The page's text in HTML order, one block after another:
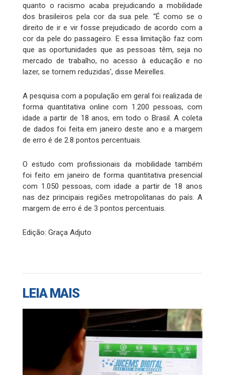
quanto o racismo acaba prejudicando a mobilidade
dos brasileiros pela cor da sua pele. “É como se o
direito de ir e vir fosse prejudicado de acordo com a
cor da pele do passageiro. E essa limitação faz com
que as oportunidades que as pessoas têm, seja no
mercado de trabalho, no acesso à educação e no
lazer, se tornem reduzidas', disse Meirelles.
A pesquisa com a população em geral foi realizada de
forma quantitativa online com 1.200 pessoas, com
idade a partir de 18 anos, em todo o Brasil. A coleta
de dados foi feita em janeiro deste ano e a margem
de erro é de 2.8 pontos percentuais.
O estudo com profissionais da mobilidade também
foi feito em janeiro de forma quantitativa presencial
com 1.050 pessoas, com idade a partir de 18 anos
nas dez principais regiões metropolitanas do país. A
margem de erro é de 3 pontos percentuais.
Edição: Graça Adjuto
LEIA MAIS